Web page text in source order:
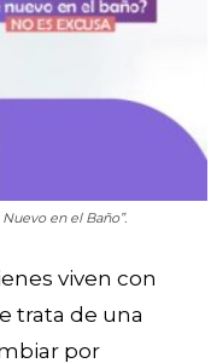
en el Baño”.
viven con
trata de una
por